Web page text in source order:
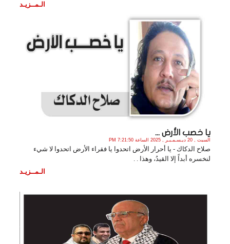
الـمــزيـد
يا خصب الأرض ...
السبت , 20 ديـسـمـبـر , 2025 الساعة 7:21:50 PM
صلاح الدكاك - ‏يا أحرار الأرض اتحدوا يا فقراء الأرض اتحدوا لا شيء
لنخسره أبداً إلا القيدُ، وهذا . .
الـمــزيـد